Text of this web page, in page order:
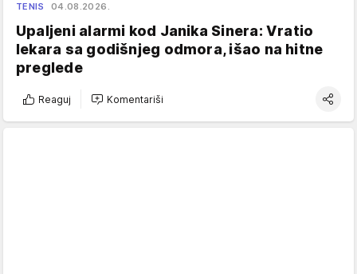
TENIS 04.08.2026.
Upaljeni alarmi kod Janika Sinera: Vratio
lekara sa godišnjeg odmora, išao na hitne
preglede
Reaguj Komentariši